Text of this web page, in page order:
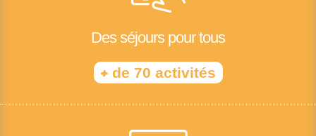
Des séjours pour tous
+de 70 activités